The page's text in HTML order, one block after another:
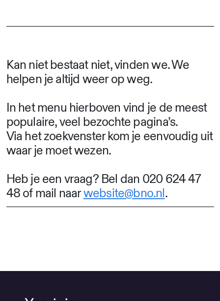
Kan niet bestaat niet, vinden we. We
helpen je altijd weer op weg.
In het menu hierboven vind je de meest
populaire, veel bezochte pagina’s.
Via het zoekvenster kom je eenvoudig uit
waar je moet wezen.
Heb je een vraag? Bel dan 020 624 47
48 of mail naarwebsite@bno.nl.